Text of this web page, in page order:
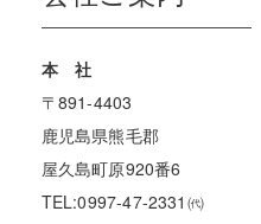
本 社
〒891-4403
鹿児島県熊毛郡
屋久島町原920番6
TEL:0997-47-2331㈹